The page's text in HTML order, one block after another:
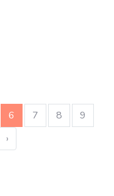
6 7 8
9
›